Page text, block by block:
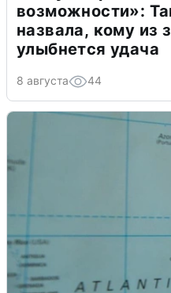
возможности»:
назвала, кому из
улыбнется удача
8 августа 44